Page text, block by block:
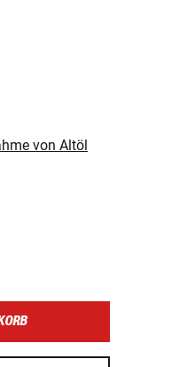
von Altöl